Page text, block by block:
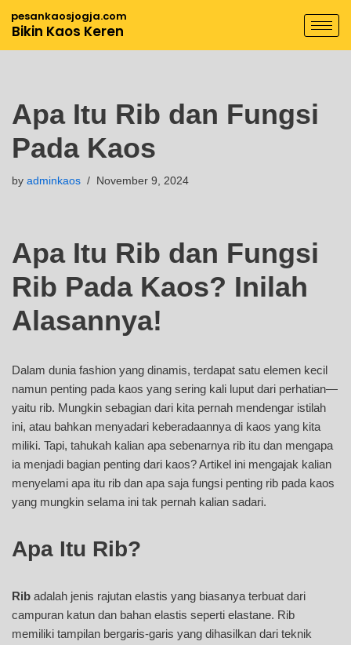
pesankaosjogja.com
Bikin Kaos Keren
Apa Itu Rib dan Fungsi
Pada Kaos
by adminkaos November 9, 2024
Apa Itu Rib dan Fungsi
Rib Pada Kaos? Inilah
Alasannya!
Dalam dunia fashion yang dinamis, terdapat satu elemen kecil
namun penting pada kaos yang sering kali luput dari perhatian—
yaitu rib. Mungkin sebagian dari kita pernah mendengar istilah
ini, atau bahkan menyadari keberadaannya di kaos yang kita
miliki. Tapi, tahukah kalian apa sebenarnya rib itu dan mengapa
ia menjadi bagian penting dari kaos? Artikel ini mengajak kalian
menyelami apa itu rib dan apa saja fungsi penting rib pada kaos
yang mungkin selama ini tak pernah kalian sadari.
Apa Itu Rib?
Rib adalah jenis rajutan elastis yang biasanya terbuat dari
campuran katun dan bahan elastis seperti elastane. Rib
memiliki tampilan bergaris-garis yang dihasilkan dari teknik